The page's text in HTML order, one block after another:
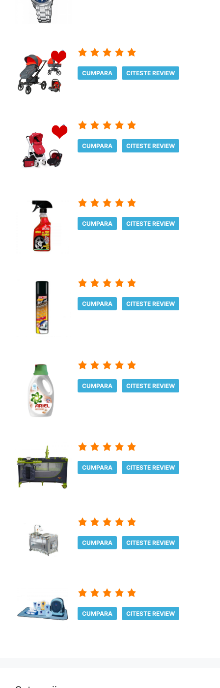
CUMPARA CITESTE REVIEW
CUMPARA CITESTE REVIEW
CUMPARA CITESTE REVIEW
CUMPARA CITESTE REVIEW
CUMPARA CITESTE REVIEW
CUMPARA CITESTE REVIEW
CUMPARA CITESTE REVIEW
CUMPARA CITESTE REVIEW